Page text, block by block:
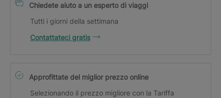
Chiedete aiuto a un esperto di viaggi
Tutti i giorni della settimana
Contattateci gratis
Approfittate del miglior prezzo online
Selezionando il prezzo migliore con la Tariffa